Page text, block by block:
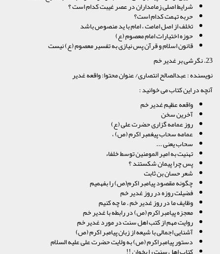
شرایط اصلی زمامداران در عصر غیبت کدام است ؟
حربه تهمت کدام است؟
تخلف از اصل امامت ، امام با ید منصوص باشد
حوزه اختیارات امام معصوم (ع)
قانون اسلام و قرآن پس نیازی به تفسیر معصوم (ع) نیست
23. نگرشی بر غدیر خم
نویسنده : عبدالصالح انتصاری/ عنوان محتوا: واقعه غدیر
آنچه در این کتاب می خوانید :
واقعه عظیم غدیر خم
آخرین سخن
روز عمامه گزاری حضرت علی (ع)
عمامه سحاب پیغمبر اکرم (ص) ،
سحاب یعنی ...
تهنیت به امیر المومنین توسط خلفاء
پس چرا پیمان شکستند ؟
شعر حسان بن ثابت
چگونه مقصود پیامبر اکرم(ص) را بفهمیم
فضیلت روزه در روز غدیر خم
وظایف ما در روز غدیر خم . ما چه کنیم
معجزه پیامبر اکرم (ص) در رابطه با غدیر خم
روایت مهم از کتب اهل سنت در مورد غدیر خم
آشنایی اجمالی با شیعه از زبان پیامبر اکرم (ص)
دستور پیامبراکرم (ص) به ولایت حضرت علی علیه السلام